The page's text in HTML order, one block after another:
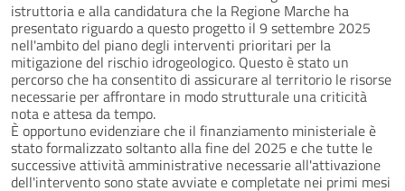
istruttoria e alla candidatura che la Regione Marche ha
presentato riguardo a questo progetto il 9 settembre 2025
nell'ambito del piano degli interventi prioritari per la
mitigazione del rischio idrogeologico. Questo è stato un
percorso che ha consentito di assicurare al territorio le risorse
necessarie per affrontare in modo strutturale una criticità
nota e attesa da tempo.
È opportuno evidenziare che il finanziamento ministeriale è
stato formalizzato soltanto alla fine del 2025 e che tutte le
successive attività amministrative necessarie all'attivazione
dell'intervento sono state avviate e completate nei primi mesi